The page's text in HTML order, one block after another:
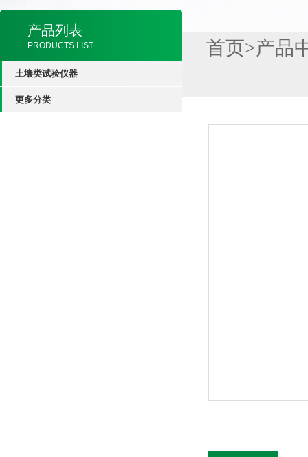
产品列表
PRODUCTS LIST
土壤类试验仪器
更多分类
首页>产品